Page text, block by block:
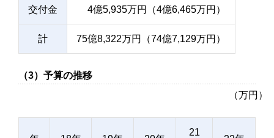
交付金 4億5,935万円（4億6,465万円）
計 75億8,322万円（74億7,129万円）
（3）予算の推移
（万円）
21